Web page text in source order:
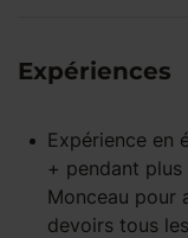
Expériences
Expérience en
+ pendant plus
Monceau pour
devoirs tous